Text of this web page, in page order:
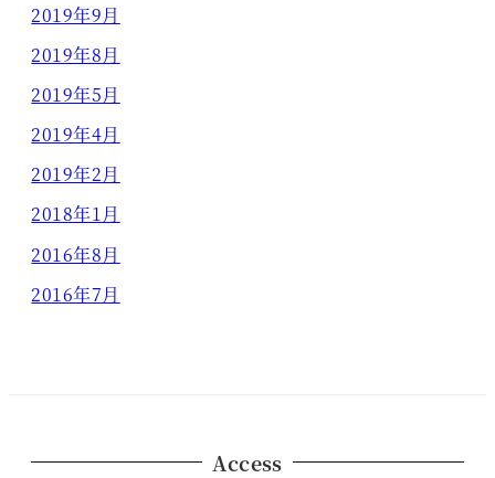
2019年9月
2019年8月
2019年5月
2019年4月
2019年2月
2018年1月
2016年8月
2016年7月
Access